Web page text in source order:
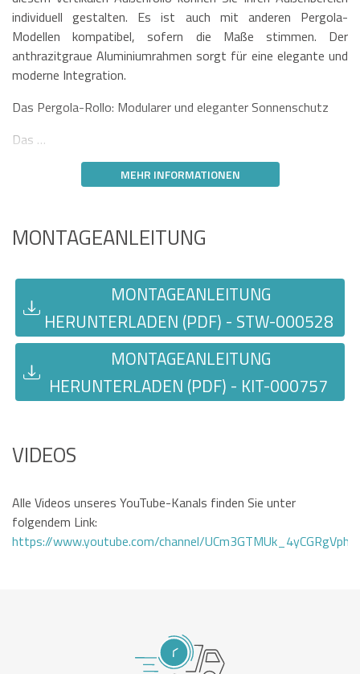
individuell gestalten. Es ist auch mit anderen Pergola-
Modellen kompatibel, sofern die Maße stimmen. Der
anthrazitgraue Aluminiumrahmen sorgt für eine elegante und
moderne Integration.
Das Pergola-Rollo: Modularer und eleganter Sonnenschutz
Das …
MEHR INFORMATIONEN
MONTAGEANLEITUNG
MONTAGEANLEITUNG
HERUNTERLADEN (PDF) - STW-000528
MONTAGEANLEITUNG
HERUNTERLADEN (PDF) - KIT-000757
VIDEOS
Alle Videos unseres YouTube-Kanals finden Sie unter
folgendem Link:
https://www.youtube.com/channel/